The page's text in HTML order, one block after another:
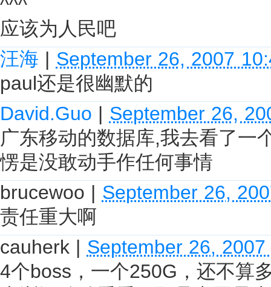
应该为人民吧
汪海 | September 26, 2007
paul还是很幽默的
David.Guo | September 26,
广东移动的数据库,我去看了一
愣是没敢动手作任何事情
brucewoo | September 26,
责任重大啊
cauherk | September 26,
4个boss，一个250G，还不算